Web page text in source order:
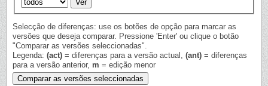
Selecção de diferenças: use os botões de opção para marcar as
versões que deseja comparar. Pressione 'Enter' ou clique o botão
"Comparar as versões seleccionadas".
Legenda: (act) = diferenças para a versão actual, (ant) = diferenças
para a versão anterior, m = edição menor